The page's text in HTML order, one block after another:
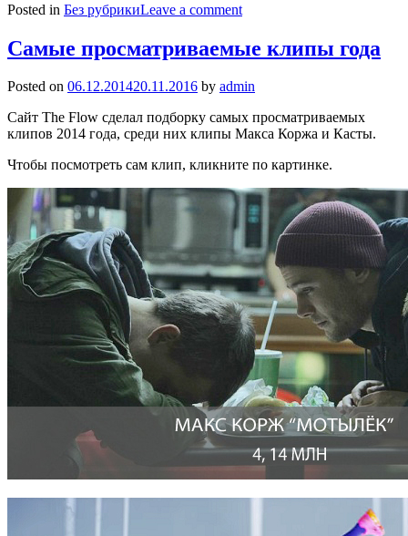
Posted in Без рубрикиLeave a comment
Самые просматриваемые клипы года
Posted on 06.12.201420.11.2016 by admin
Сайт The Flow сделал подборку самых просматриваемых
клипов 2014 года, среди них клипы Макса Коржа и Касты.
Чтобы посмотреть сам клип, кликните по картинке.